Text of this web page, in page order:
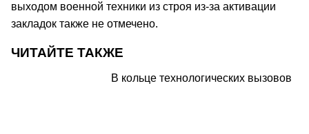
выходом военной техники из строя из-за активации
закладок также не отмечено.
ЧИТАЙТЕ ТАКЖЕ
В кольце технологических вызовов